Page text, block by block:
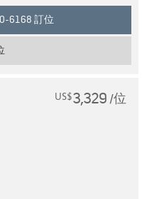
6168 訂位
US$3,329 /位